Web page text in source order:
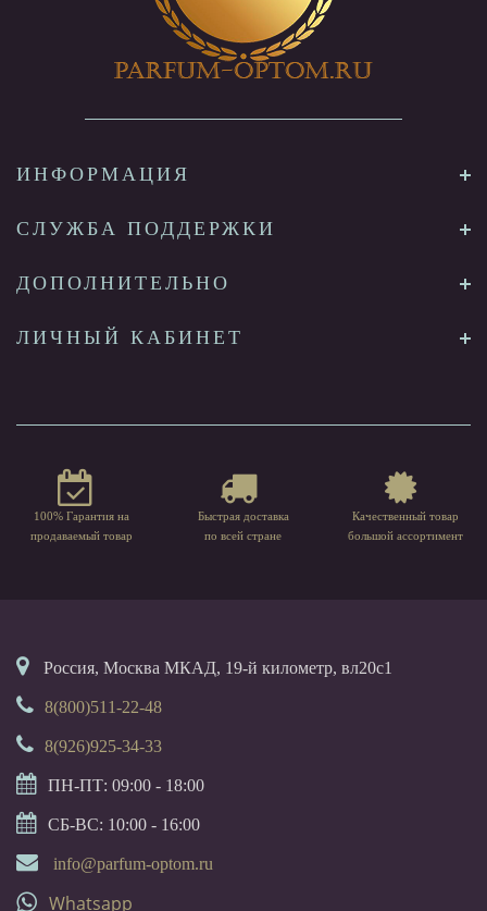
ИНФОРМАЦИЯ
СЛУЖБА ПОДДЕРЖКИ
ДОПОЛНИТЕЛЬНО
ЛИЧНЫЙ КАБИНЕТ
100% Гарантия на
продаваемый товар
Быстрая доставка
по всей стране
Качественный товар
большой ассортимент
Россия, Москва МКАД, 19-й километр, вл20с1
8(800)511-22-48
8(926)925-34-33
ПН-ПТ: 09:00 - 18:00
СБ-ВС: 10:00 - 16:00
info@parfum-optom.ru
Whatsapp